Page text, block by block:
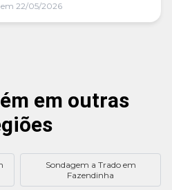
22/05/2026
em outras
Sondagem a Trado em
Fazendinha